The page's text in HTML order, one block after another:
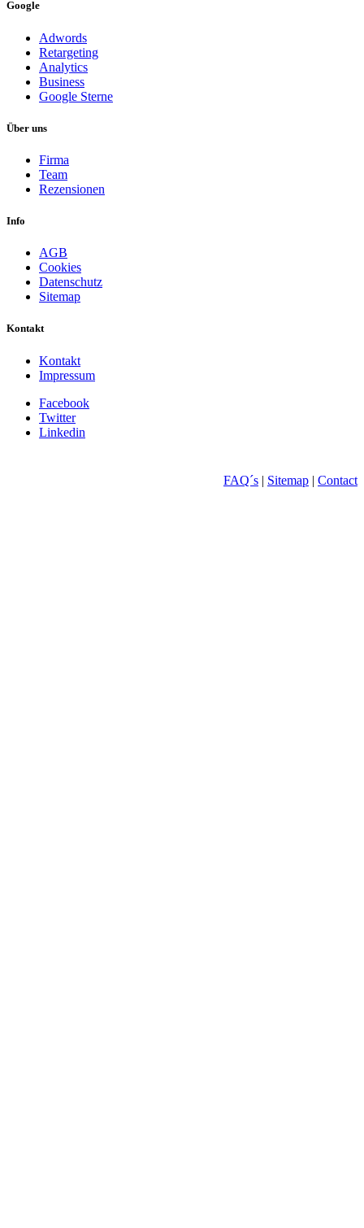
Google
Adwords
Retargeting
Analytics
Business
Google Sterne
Über uns
Firma
Team
Rezensionen
Info
AGB
Cookies
Datenschutz
Sitemap
Kontakt
Kontakt
Impressum
Facebook
Twitter
Linkedin
FAQ´s | Sitemap | Contact